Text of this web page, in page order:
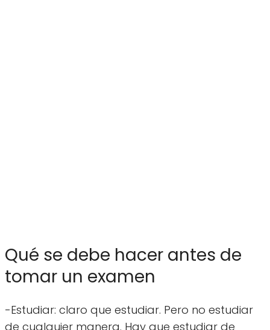
Qué se debe hacer antes de
tomar un examen
-Estudiar: claro que estudiar. Pero no estudiar
de cualquier manera. Hay que estudiar de